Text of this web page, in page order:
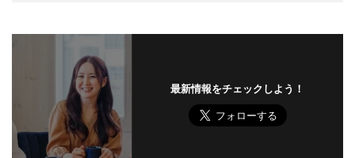
最新情報をチェックしよう！